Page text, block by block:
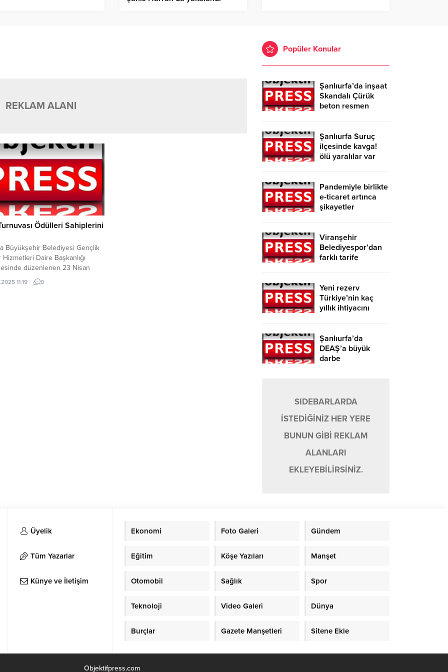
REKLAM ALANI
Ödülleri Sahiplerini
Büyükşehir Belediyesi Gençlik
Daire Başkanlığı
düzenlenen 23 Nisan
Kupası Kort Tenisi Turnuvası
final maçlarının ardından
11:19 0
Popüler Konular
Şanlıurfa’da inşaat
Skandalı Çürük
beton resmen
Şanlıurfa Suruç
ilçesinde kavga!
ölü yaralılar var
Pandemiyle birlikte
e-ticaret artınca
şikayetler
Viranşehir
Belediyespor’dan
farklı tarife
Yeni rezerv
Türkiye’nin kaç
yıllık ihtiyacını
Şanlıurfa’da
DEAŞ’a büyük
darbe
SIDEBARLARDA
İSTEDİĞİNİZ HER YERE
BUNUN GİBİ REKLAM
ALANLARI
EKLEYEBİLİRSİNİZ.
Üyelik
Tüm Yazarlar
Künye ve İletişim
Ekonomi Foto Galeri Gündem
Eğitim Köşe Yazıları Manşet
Otomobil Sağlık Spor
Teknoloji Video Galeri Dünya
Burçlar Gazete Manşetleri Sitene Ekle
Objektifpress.com